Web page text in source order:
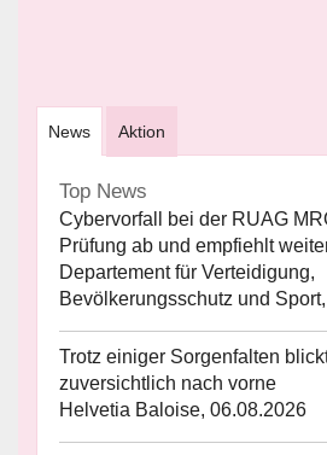
News Aktion
Top News
Cybervorfall bei der RUAG
Prüfung ab und empfiehlt
Departement für Verteidigung,
Bevölkerungsschutz und
Trotz einiger Sorgenfalten
zuversichtlich nach vorne
Helvetia Baloise, 06.08.2026